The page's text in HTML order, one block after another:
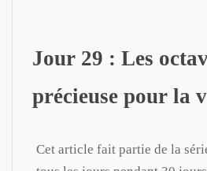
Jour 29 : Les
précieuse pour la
Cet article fait partie de la